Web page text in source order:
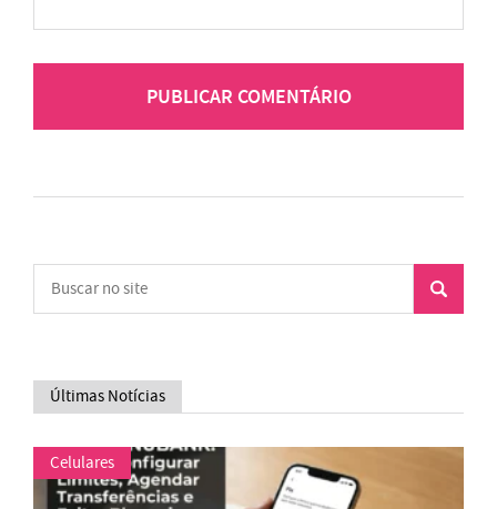
Últimas Notícias
Celulares